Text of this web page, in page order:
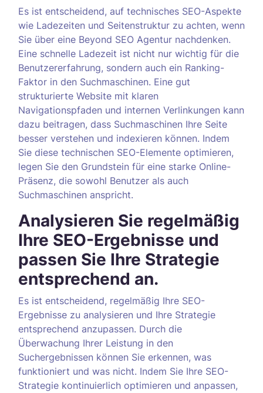
Es ist entscheidend, auf technisches SEO-Aspekte
wie Ladezeiten und Seitenstruktur zu achten, wenn
Sie über eine Beyond SEO Agentur nachdenken.
Eine schnelle Ladezeit ist nicht nur wichtig für die
Benutzererfahrung, sondern auch ein Ranking-
Faktor in den Suchmaschinen. Eine gut
strukturierte Website mit klaren
Navigationspfaden und internen Verlinkungen kann
dazu beitragen, dass Suchmaschinen Ihre Seite
besser verstehen und indexieren können. Indem
Sie diese technischen SEO-Elemente optimieren,
legen Sie den Grundstein für eine starke Online-
Präsenz, die sowohl Benutzer als auch
Suchmaschinen anspricht.
Analysieren Sie regelmäßig
Ihre SEO-Ergebnisse und
passen Sie Ihre Strategie
entsprechend an.
Es ist entscheidend, regelmäßig Ihre SEO-
Ergebnisse zu analysieren und Ihre Strategie
entsprechend anzupassen. Durch die
Überwachung Ihrer Leistung in den
Suchergebnissen können Sie erkennen, was
funktioniert und was nicht. Indem Sie Ihre SEO-
Strategie kontinuierlich optimieren und anpassen,